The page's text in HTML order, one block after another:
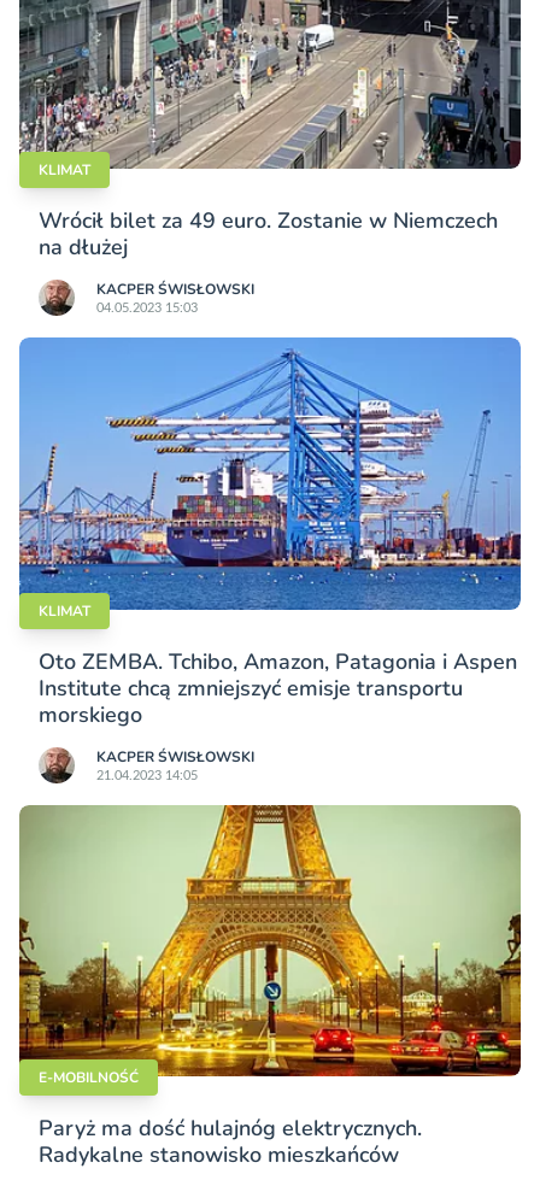
KLIMAT
Wrócił bilet za 49 euro. Zostanie w Niemczech
na dłużej
KACPER ŚWISŁO­WSKI
04.05.2023 15:03
KLIMAT
Oto ZEMBA. Tchibo, Amazon, Patagonia i Aspen
Institute chcą zmniejszyć emisje transportu
morskiego
KACPER ŚWISŁO­WSKI
21.04.2023 14:05
E-MOBILNOŚĆ
Paryż ma dość hulajnóg elektrycznych.
Radykalne stanowisko mieszkańców